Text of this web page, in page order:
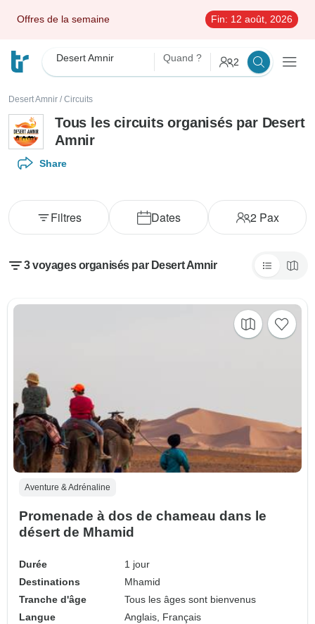
Offres de la semaine Fin: 12 août, 2026
Desert Amnir Quand ? 2
Desert Amnir / Circuits
Tous les circuits organisés par Desert
Amnir
Share
Dates 2Pax
Filtres
3 voyages organisés par Desert Amnir
Aventure & Adrénaline
Promenade à dos de chameau dans le
désert de Mhamid
Durée
1 jour
Destinations
Mhamid
Tranche d'âge
Tous les âges sont bienvenus
Langue
Anglais, Français